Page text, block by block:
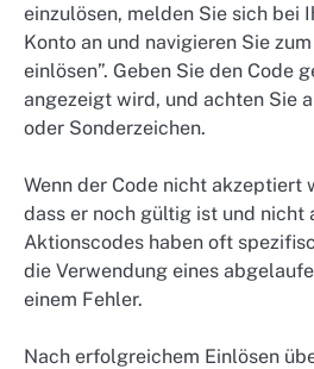
einzulösen, melden Sie sich bei
Konto an und navigieren Sie
einlösen”. Geben Sie den Code
angezeigt wird, und achten Sie
oder Sonderzeichen.
Wenn der Code nicht akzeptiert
dass er noch gültig ist und nicht
Aktionscodes haben oft
die Verwendung eines
einem Fehler.
Nach erfolgreichem Einlösen